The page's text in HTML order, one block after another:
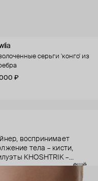
серьги 'конго' из
000 ₽
воспринимает
тела – кисти,
KHOSHTRIK –
рук и пальцев,
ещё